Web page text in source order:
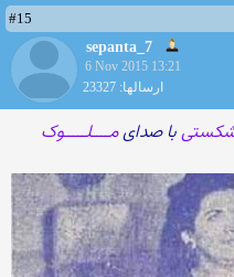
#15
sepanta_7
6 Nov 2015 13:21
ارسالها: 23327
شکستیبا صدایمــــلـــــوک